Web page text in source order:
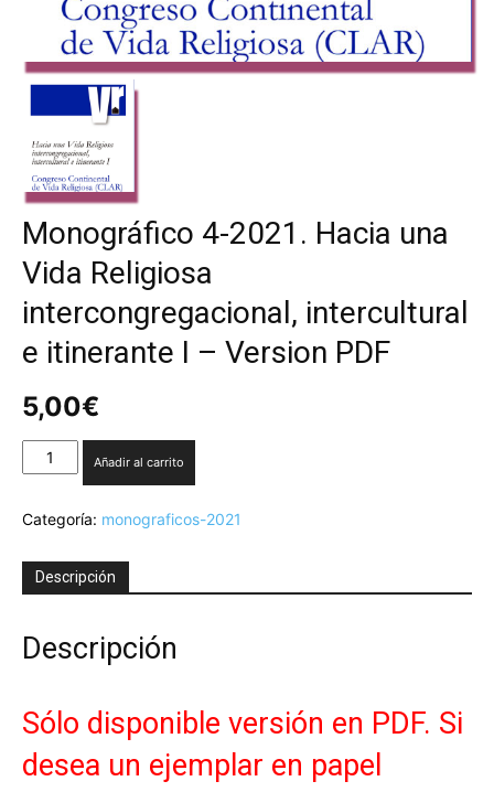
Monográfico 4-2021. Hacia una
Vida Religiosa
intercongregacional, intercultural
e itinerante I – Version PDF
5,00€
Monográfico
4-
Hacia
Vida
Religiosa
intercultural
e
-
Version
PDF
Añadir al carrito
Categoría: monograficos-2021
Descripción
Descripción
Sólo disponible versión en PDF. Si
desea un ejemplar en papel